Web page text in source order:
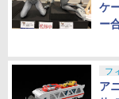
ケ
ー
フ
ア